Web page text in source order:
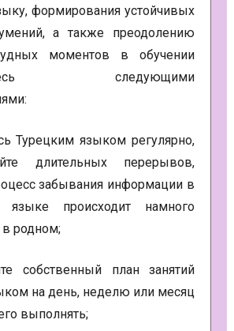
формирования устойчивых
а также преодолению
моментов в обучении
следующими
Турецким языком регулярно,
длительных перерывов,
забывания информации в
языке происходит намного
родном;
собственный план занятий
на день, неделю или месяц
выполнять;